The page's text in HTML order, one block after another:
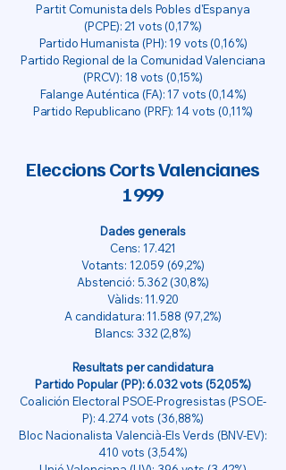
Partit Comunista dels Pobles d'Espanya
(PCPE): 21 vots (0,17%)
Partido Humanista (PH): 19 vots (0,16%)
Partido Regional de la Comunidad Valenciana
(PRCV): 18 vots (0,15%)
Falange Auténtica (FA): 17 vots (0,14%)
Partido Republicano (PRF): 14 vots (0,11%)
Eleccions Corts Valencianes
1999
Dades generals
Cens: 17.421
Votants: 12.059 (69,2%)
Abstenció: 5.362 (30,8%)
Vàlids: 11.920
A candidatura:11.588 (97,2%)
Blancs: 332 (2,8%)
Resultats per candidatura
Partido Popular (PP): 6.032 vots (52,05%)
Coalición Electoral PSOE-Progresistas (PSOE-
P): 4.274 vots (36,88%)
Bloc Nacionalista Valencià-Els Verds (BNV-EV):
410 vots (3,54%)